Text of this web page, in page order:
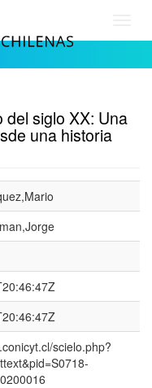
del siglo XX: Una
una historia
scielo.php?